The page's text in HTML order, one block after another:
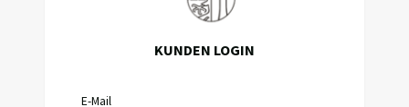
KUNDEN LOGIN
E-Mail